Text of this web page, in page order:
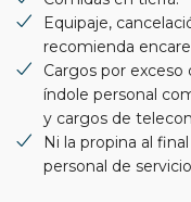
Equipaje,
recomienda
Cargos por
índole personal
y cargos de
Ni la propina al
personal de